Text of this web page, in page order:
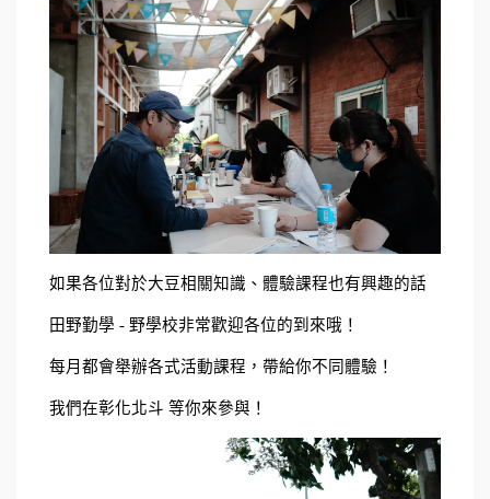
如果各位對於大豆相關知識、體驗課程也有興趣的話
田野勤學 - 野學校非常歡迎各位的到來哦！
每月都會舉辦各式活動課程，帶給你不同體驗！
我們在彰化北斗 等你來參與！